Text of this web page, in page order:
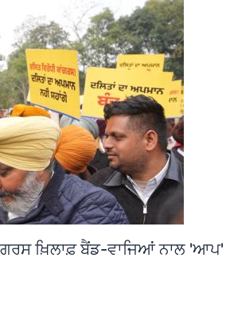
ਖ਼ਿਲਾਫ਼ ਬੈਂਡ-ਵਾਜਿਆਂ ਨਾਲ